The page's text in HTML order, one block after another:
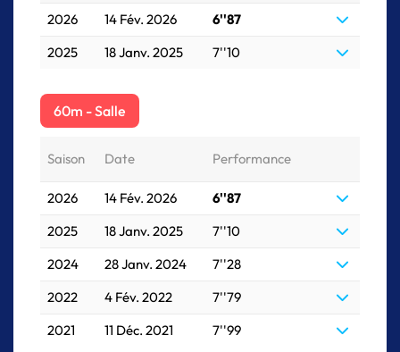
2026 14 Fév. 2026
6''87
2025
18 Janv. 2025 7''10
60m - Salle
Saison Date Performance
2026 14 Fév. 2026
6''87
2025
18 Janv. 2025
7''10
2024
28 Janv. 2024
7''28
2022
4 Fév. 2022
7''79
2021
11 Déc. 2021 7''99